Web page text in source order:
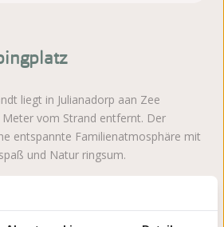
liegt in Julianadorp aan Zee
vom Strand entfernt. Der
entspannte Familienatmosphäre mit
und Natur ringsum.